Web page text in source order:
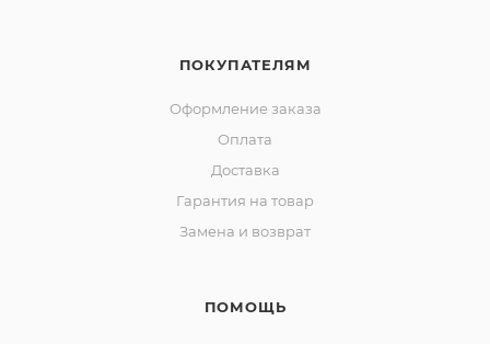
ПОКУПАТЕЛЯМ
Оформление заказа
Оплата
Доставка
Гарантия на товар
Замена и возврат
ПОМОЩЬ